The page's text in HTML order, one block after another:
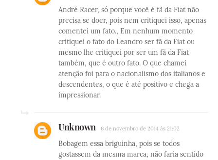
André Racer, só porque você é fã da Fiat não
precisa se doer, pois nem critiquei isso, apenas
comentei um fato., Em nenhum momento
critiquei o fato do Leandro ser fã da Fiat ou
mesmo lhe critiquei por ser um fã da Fiat
também, que é outro fato. O que chamei
atenção foi para o nacionalismo dos italianos e
descendentes, o que é até positivo e chega a
impressionar.
Unknown 6 de novembro de 2014 às 21:02
Bobagem essa briguinha, pois se todos
gostassem da mesma marca, não faria sentido